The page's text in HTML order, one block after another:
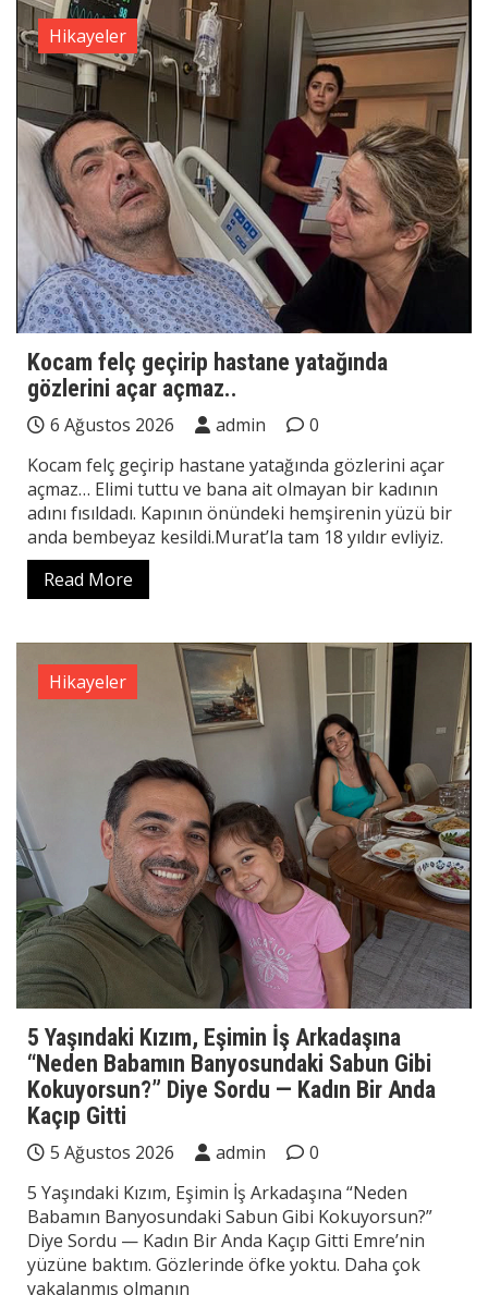
Hikayeler
Kocam felç geçirip hastane yatağında
gözlerini açar açmaz..
6 Ağustos 2026 admin
0
Kocam felç geçirip hastane yatağında gözlerini açar
açmaz… Elimi tuttu ve bana ait olmayan bir kadının
adını fısıldadı. Kapının önündeki hemşirenin yüzü bir
anda bembeyaz kesildi.Murat’la tam 18 yıldır evliyiz.
Read More
Hikayeler
5 Yaşındaki Kızım, Eşimin İş Arkadaşına
“Neden Babamın Banyosundaki Sabun Gibi
Kokuyorsun?” Diye Sordu — Kadın Bir Anda
Kaçıp Gitti
5 Ağustos 2026 admin
0
5 Yaşındaki Kızım, Eşimin İş Arkadaşına “Neden
Babamın Banyosundaki Sabun Gibi Kokuyorsun?”
Diye Sordu — Kadın Bir Anda Kaçıp Gitti Emre’nin
yüzüne baktım. Gözlerinde öfke yoktu. Daha çok
yakalanmış olmanın